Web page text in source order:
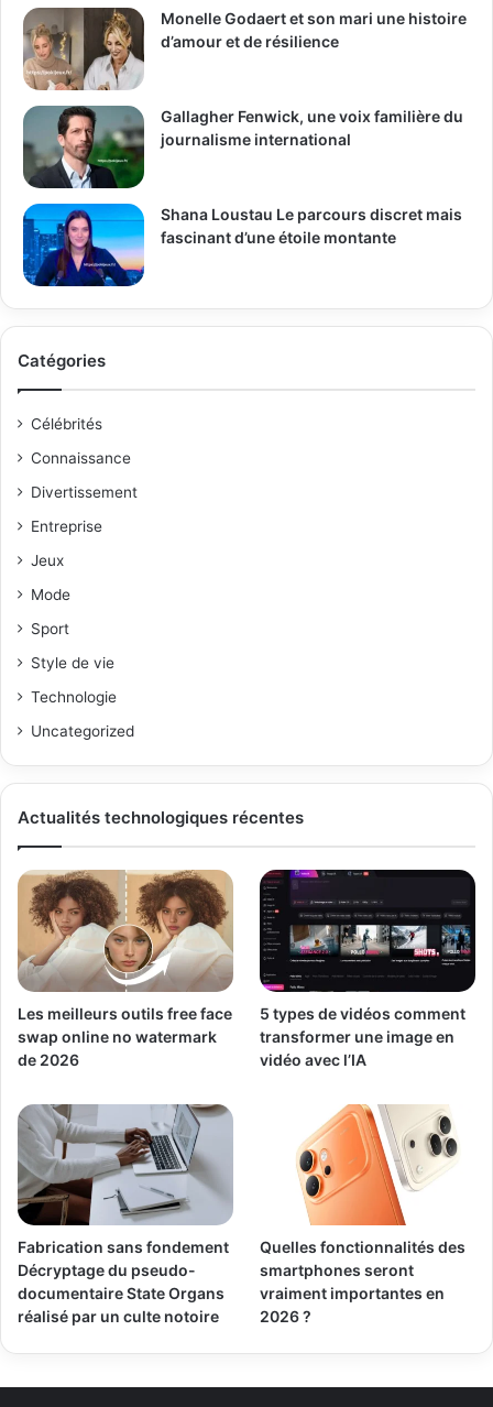
Monelle Godaert et son mari une histoire
d’amour et de résilience
Gallagher Fenwick, une voix familière du
journalisme international
Shana Loustau Le parcours discret mais
fascinant d’une étoile montante
Catégories
Célébrités
Connaissance
Divertissement
Entreprise
Jeux
Mode
Sport
Style de vie
Technologie
Uncategorized
Actualités technologiques récentes
Les meilleurs outils free face
swap online no watermark
de 2026
5 types de vidéos comment
transformer une image en
vidéo avec l’IA
Fabrication sans fondement
Décryptage du pseudo-
documentaire State Organs
réalisé par un culte notoire
Quelles fonctionnalités des
smartphones seront
vraiment importantes en
2026 ?